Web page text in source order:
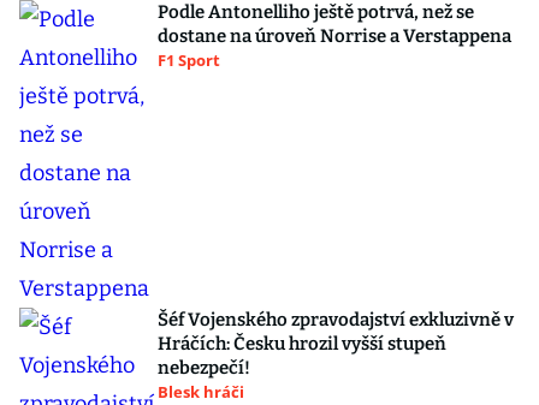
Podle Antonelliho ještě potrvá, než se
dostane na úroveň Norrise a Verstappena
F1 Sport
Šéf Vojenského zpravodajství exkluzivně v
Hráčích: Česku hrozil vyšší stupeň
nebezpečí!
Blesk hráči